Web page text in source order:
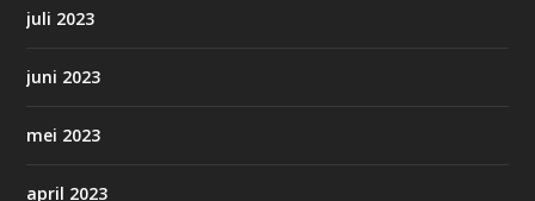
juli 2023
juni 2023
mei 2023
april 2023